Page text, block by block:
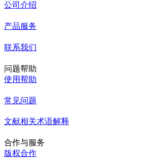
公司介绍
产品服务
联系我们
问题帮助
使用帮助
常见问题
文献相关术语解释
合作与服务
版权合作